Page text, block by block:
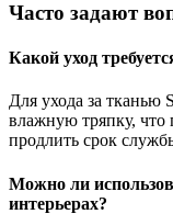
Часто задают
Какой уход
Для ухода за тканью
влажную тряпку, что
продлить срок
Можно ли
интерьерах?